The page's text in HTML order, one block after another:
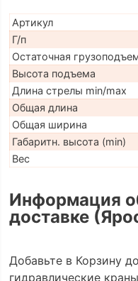
Артикул
Г/п
Остаточная
Высота подъема
Длина стрелы min/max
Общая длина
Общая ширина
Габаритн. высота (min)
Вес
Информация
доставке
Добавьте в Корзину
гидравлические